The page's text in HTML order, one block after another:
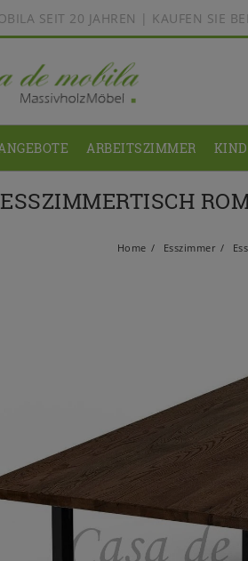
SEIT 20 JAHREN | KAUFEN SIE
ARBEITSZIMMER
ESSZIMMERTISCH
Home Esszimmer